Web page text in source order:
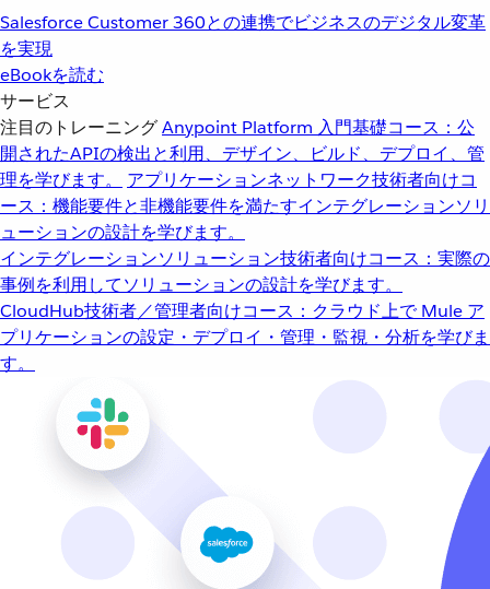
Salesforce Customer 360との連携でビジネスのデジタル変革
を実現
eBookを読む
サービス
注目のトレーニングAnypoint Platform 入門基礎コース：公
開されたAPIの検出と利用、デザイン、ビルド、デプロイ、管
理を学びます。
アプリケーションネットワーク技術者向けコ
ース：機能要件と非機能要件を満たすインテグレーションソリ
ューションの設計を学びます。
インテグレーションソリューション技術者向けコース：実際の
事例を利用してソリューションの設計を学びます。
CloudHub技術者／管理者向けコース：クラウド上で Mule ア
プリケーションの設定・デプロイ・管理・監視・分析を学びま
す。